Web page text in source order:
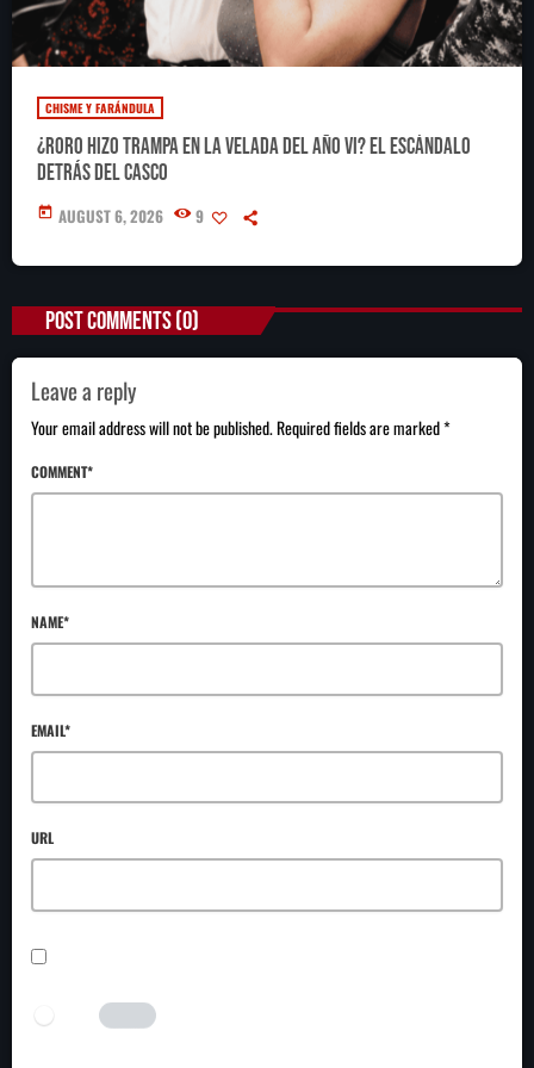
CHISME Y FARÁNDULA
¿RoRo hizo trampa en La Velada del Año VI? El escándalo
detrás del casco
today AUGUST 6, 2026 9
POST COMMENTS (0)
Leave a reply
Your email address will not be published. Required fields are marked *
COMMENT*
NAME*
EMAIL*
URL
I AM HUMAN